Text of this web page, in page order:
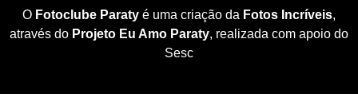
O Fotoclube Paraty é uma criação da Fotos Incríveis,
através do Projeto Eu Amo Paraty, realizada com apoio do
Sesc